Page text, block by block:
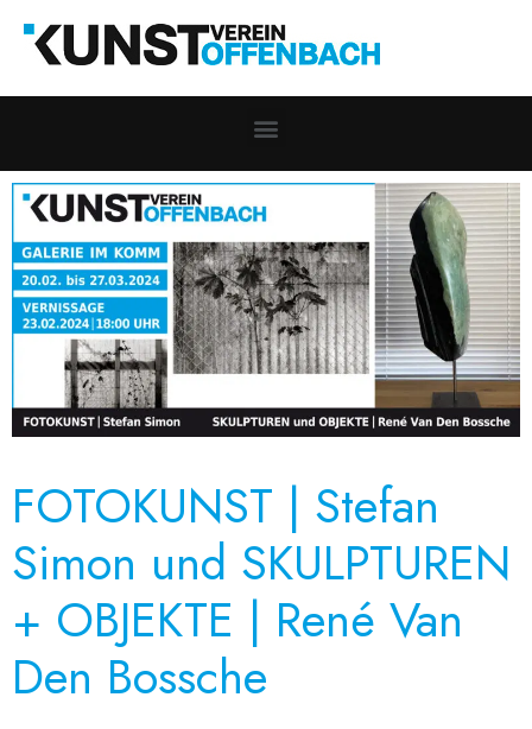
FOTOKUNST | Stefan
Simon und SKULPTUREN
+ OBJEKTE | René Van
Den Bossche